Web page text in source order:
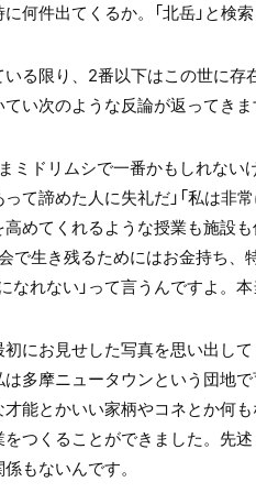
何件出てくるか。「北岳」と
いる限り、2番以下はこの世に
てい次のような反論が返ってき
まミドリムシで一番かもしれな
て諦めた人に失礼だ」「私は非常
めてくれるような授業も施設
会で生き残るためにはお金持ち
なれない」って言うんですよ。
初にお見せした写真を思い出し
は多摩ニュータウンという団地
才能とかいい家柄やコネとか何
をつくることができました。先
もないんです。